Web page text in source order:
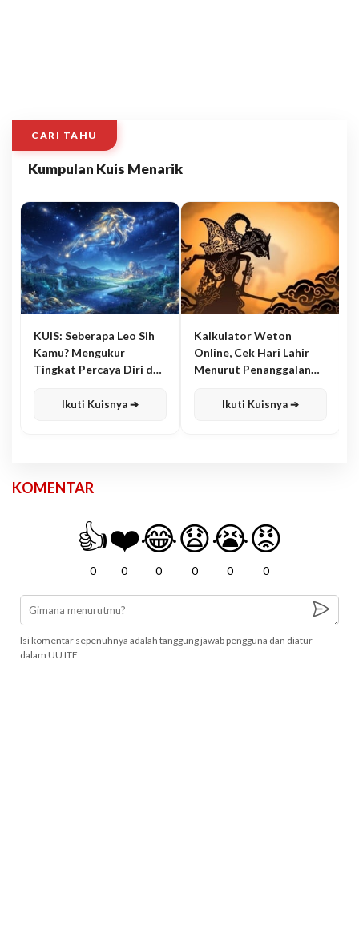
CARI TAHU
Kumpulan Kuis Menarik
KUIS: Seberapa Leo Sih
Kamu? Mengukur
Tingkat Percaya Diri dan
Ikuti Kuisnya ➔
Kalkulator Weton
Online, Cek Hari Lahir
Menurut Penanggalan
Ikuti Kuisnya ➔
KOMENTAR
👍
0
❤️
0
😂
0
😧
0
😭
0
😡
0
Isi komentar sepenuhnya adalah tanggung jawab pengguna dan diatur
dalam UU ITE